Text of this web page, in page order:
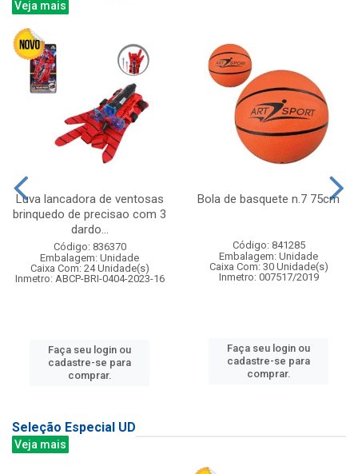
Veja mais
Luva lancadora de ventosas
brinquedo de precisao com 3
dardo...
Código: 836370
Embalagem: Unidade
Caixa Com: 24 Unidade(s)
Inmetro: ABCP-BRI-0404-2023-16
Faça seu login ou
cadastre-se para
comprar.
Bola de basquete n.7 75cm
Código: 841285
Embalagem: Unidade
Caixa Com: 30 Unidade(s)
Inmetro: 007517/2019
Faça seu login ou
cadastre-se para
comprar.
Seleção Especial UD
Veja mais